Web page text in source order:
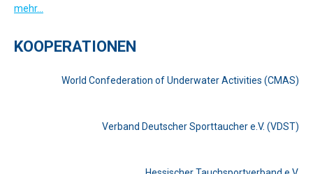
mehr…
KOOPERATIONEN
World Confederation of Underwater Activities (CMAS)
Verband Deutscher Sporttaucher e.V. (VDST)